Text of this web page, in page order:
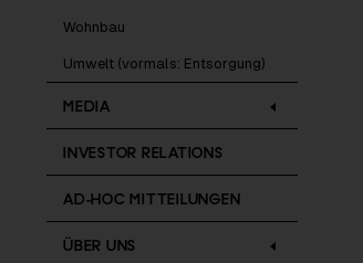
Wohnbau
Umwelt (vormals: Entsorgung)
MEDIA
INVESTOR RELATIONS
AD-HOC MITTEILUNGEN
ÜBER UNS